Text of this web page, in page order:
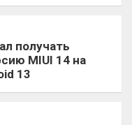
получать
MIUI 14 на
13